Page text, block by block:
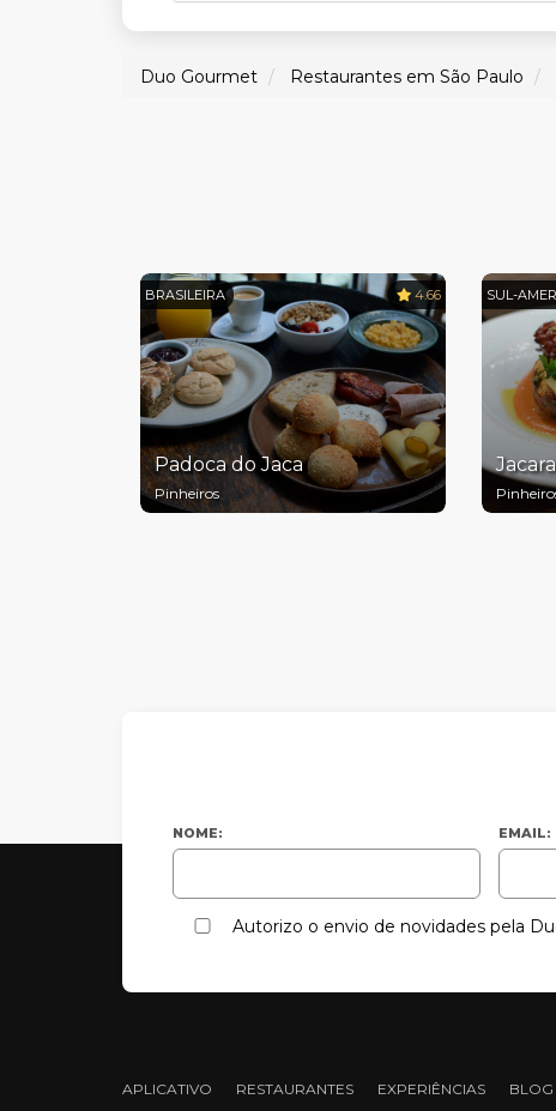
Duo Gourmet Restaurantes em São Paulo
BRASILEIRA 4.66
Padoca do Jaca
Pinheiros
SUL-
NOME: EMAIL:
Autorizo o envio de novidades pela
APLICATIVO RESTAURANTES EXPERIÊNCIAS BLOG